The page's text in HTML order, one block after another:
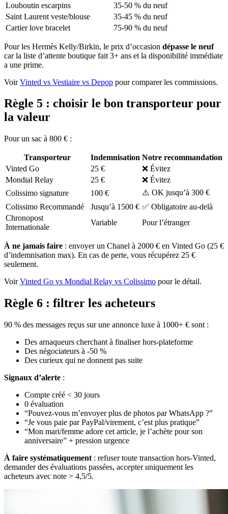
Louboutin escarpins
35-50 % du neuf
Saint Laurent veste/blouse
35-45 % du neuf
Cartier love bracelet
75-90 % du neuf
Pour les Hermès Kelly/Birkin, le prix d’occasion dépasse le neuf
car la liste d’attente boutique fait 3+ ans et la disponibilité immédiate
a une prime.
VoirVinted vs Vestiaire vs Depop pour comparer les commissions.
Règle 5 : choisir le bon transporteur pour
la valeur
Pour un sac à 800 € :
Transporteur Indemnisation Notre recommandation
Vinted Go
25 €
❌ Évitez
Mondial Relay
25 €
❌ Évitez
Colissimo signature
100 €
⚠️ OK jusqu’à 300 €
Colissimo Recommandé
Jusqu’à 1500 € ✅ Obligatoire au-delà
Chronopost
Internationale
Variable Pour l’étranger
À ne jamais faire : envoyer un Chanel à 2000 € en Vinted Go (25 €
d’indemnisation max). En cas de perte, vous récupérez 25 €
seulement.
VoirVinted Go vs Mondial Relay vs Colissimo pour le détail.
Règle 6 : filtrer les acheteurs
90 % des messages reçus sur une annonce luxe à 1000+ € sont :
Des arnaqueurs cherchant à finaliser hors-plateforme
Des négociateurs à -50 %
Des curieux qui ne donnent pas suite
Signaux d’alerte :
Compte créé < 30 jours
0 évaluation
“Pouvez-vous m’envoyer plus de photos par WhatsApp ?”
“Je vous paie par PayPal/virement, c’est plus pratique”
“Mon mari/femme adore cet article, je l’achète pour son
anniversaire” + pression urgence
À faire systématiquement : refuser toute transaction hors-Vinted,
demander des évaluations passées, accepter uniquement les
acheteurs avec note > 4,5/5.